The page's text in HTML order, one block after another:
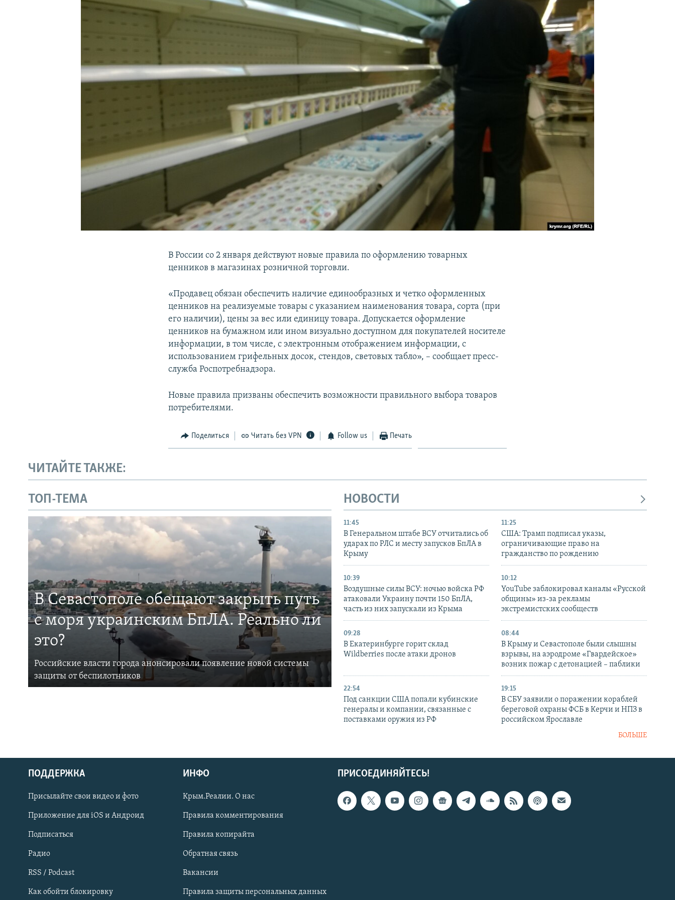
Українською
Qırımtatar
ПРИСОЕДИНЯЙТЕСЬ!
В России со 2 января действуют новые правила по оформлению товарных
ценников в магазинах розничной торговли.
«Продавец обязан обеспечить наличие единообразных и четко оформленных
ценников на реализуемые товары с указанием наименования товара, сорта (при
его наличии), цены за вес или единицу товара. Допускается оформление
ценников на бумажном или ином визуально доступном для покупателей носителе
информации, в том числе, с электронным отображением информации, с
использованием грифельных досок, стендов, световых табло», – сообщает пресс-
служба Роспотребнадзора.
Новые правила призваны обеспечить возможности правильного выбора товаров
потребителями.
Поделиться Читать без VPN Follow us Печать
ЧИТАЙТЕ ТАКЖЕ:
ТОП-ТЕМА
В Севастополе обещают закрыть путь
с моря украинским БпЛА. Реально ли
это?
Российские власти города анонсировали появление новой системы
защиты от беспилотников
НОВОСТИ
11:45
В Генеральном штабе ВСУ отчитались об
ударах по РЛС и месту запусков БпЛА в
Крыму
11:25
США: Трамп подписал указы,
ограничивающие право на
гражданство по рождению
10:39
Воздушные силы ВСУ: ночью войска РФ
атаковали Украину почти 150 БпЛА,
часть из них запускали из Крыма
10:12
YouTube заблокировал каналы «Русской
общины» из-за рекламы
экстремистских сообществ
09:28
В Екатеринбурге горит склад
Wildberries после атаки дронов
08:44
В Крыму и Севастополе были слышны
взрывы, на аэродроме «Гвардейское»
возник пожар с детонацией – паблики
22:54
Под санкции США попали кубинские
генералы и компании, связанные с
поставками оружия из РФ
19:15
В СБУ заявили о поражении кораблей
береговой охраны ФСБ в Керчи и НПЗ в
российском Ярославле
БОЛЬШЕ
ПРИСОЕДИНЯЙТЕСЬ!
ПОДДЕРЖКА
Присылайте свои видео и фото
Приложение для iOS и Андроид
Подписаться
Радио
RSS / Podcast
Как обойти блокировку
ИНФО
Крым.Реалии. О нас
Правила комментирования
Правила копирайта
Обратная связь
Вакансии
Правила защиты персональных данных